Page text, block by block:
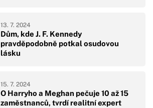
Dům, kde J. F. Kennedy
pravděpodobně potkal osudovou
lásku
13. 7. 2024
O Harryho a Meghan pečuje 10 až 15
zaměstnanců, tvrdí realitní expert
15. 7. 2024